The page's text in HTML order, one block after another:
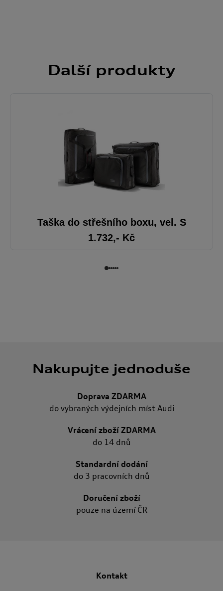
Dalšíprodukty
Taška do střešního boxu, vel. S
1.732,- Kč
Nakupujte jednoduše
Doprava ZDARMA
do vybraných výdejních míst Audi
Vrácení zboží ZDARMA
do 14 dnů
Standardní dodání
do 3 pracovních dnů
Doručení zboží
pouze na území ČR
Kontakt